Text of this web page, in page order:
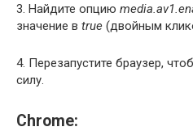
3. Найдите опцию
значение в true (двойным
4. Перезапустите браузер,
силу.
Chrome: